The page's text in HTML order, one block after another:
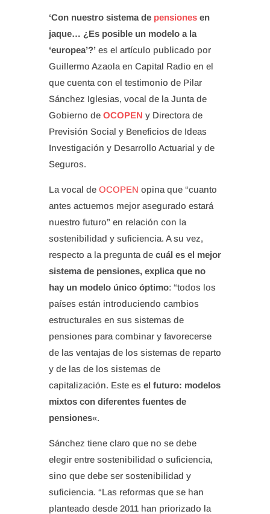
‘Con nuestro sistema de pensionesen
jaque… ¿Es posible un modelo a la
‘europea’?’es el artículo publicado por
Guillermo Azaola en Capital Radio en el
que cuenta con el testimonio de Pilar
Sánchez Iglesias, vocal de la Junta de
Gobierno de OCOPEN y Directora de
Previsión Social y Beneficios de Ideas
Investigación y Desarrollo Actuarial y de
Seguros.
La vocal de OCOPEN opina que “cuanto
antes actuemos mejor asegurado estará
nuestro futuro” en relación con la
sostenibilidad y suficiencia. A su vez,
respecto a la pregunta de cuál es el mejor
sistema de pensiones, explica que no
hay un modelo único óptimo: “todos los
países están introduciendo cambios
estructurales en sus sistemas de
pensiones para combinar y favorecerse
de las ventajas de los sistemas de reparto
y de las de los sistemas de
capitalización. Este es el futuro: modelos
mixtos con diferentes fuentes de
pensiones«.
Sánchez tiene claro que no se debe
elegir entre sostenibilidad o suficiencia,
sino que debe ser sostenibilidad y
suficiencia. “Las reformas que se han
planteado desde 2011 han priorizado la